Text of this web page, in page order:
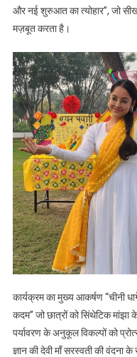
और नई शुरुआत का त्योहार”, जो
मज़बूत करता है।
कार्यक्रम का मुख्य आकर्षण “चीनी
कदम” जो छात्रों को सिंथेटिक मांझा
पर्यावरण के अनुकूल विकल्पों को
ज्ञान की देवी माँ सरस्वती की